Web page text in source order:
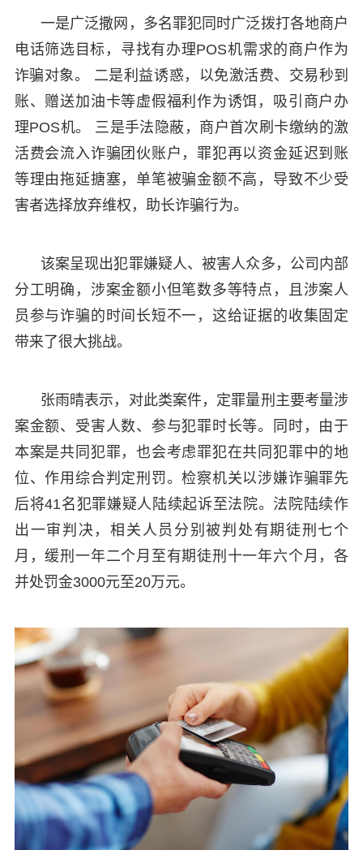
一是广泛撒网，多名罪犯同时广泛拨打各地商户
电话筛选目标，寻找有办理POS机需求的商户作为
诈骗对象。 二是利益诱惑，以免激活费、交易秒到
账、赠送加油卡等虚假福利作为诱饵，吸引商户办
理POS机。 三是手法隐蔽，商户首次刷卡缴纳的激
活费会流入诈骗团伙账户，罪犯再以资金延迟到账
等理由拖延搪塞，单笔被骗金额不高，导致不少受
害者选择放弃维权，助长诈骗行为。
该案呈现出犯罪嫌疑人、被害人众多，公司内部
分工明确，涉案金额小但笔数多等特点，且涉案人
员参与诈骗的时间长短不一，这给证据的收集固定
带来了很大挑战。
张雨晴表示，对此类案件，定罪量刑主要考量涉
案金额、受害人数、参与犯罪时长等。同时，由于
本案是共同犯罪，也会考虑罪犯在共同犯罪中的地
位、作用综合判定刑罚。检察机关以涉嫌诈骗罪先
后将41名犯罪嫌疑人陆续起诉至法院。法院陆续作
出一审判决，相关人员分别被判处有期徒刑七个
月，缓刑一年二个月至有期徒刑十一年六个月，各
并处罚金3000元至20万元。